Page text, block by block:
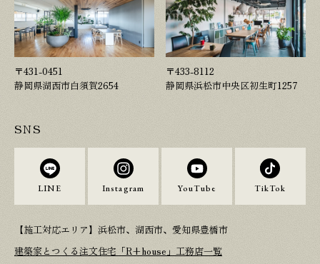
〒431-0451
静岡県湖西市白須賀2654
〒433-8112
静岡県浜松市中央区初生町1257
SNS
LINE Instagram YouTube TikTok
【施工対応エリア】浜松市、湖西市、愛知県豊橋市
建築家とつくる注文住宅「R+house」工務店一覧